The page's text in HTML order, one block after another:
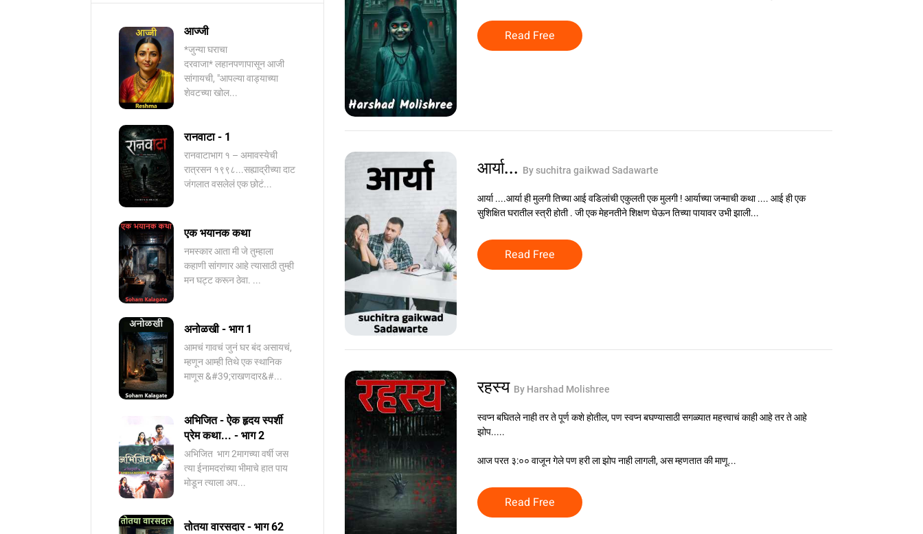
आज्जी
*जुन्या घराचा
दरवाजा* लहानपणापासून आजी
सांगायची, "आपल्या वाड्याच्या
शेवटच्या खोल...
रानवाटा - 1
रानवाटाभाग १ – अमावस्येची
रात्रसन १९९८...सह्याद्रीच्या दाट
जंगलात वसलेलं एक छोटं...
एक भयानक कथा
नमस्कार आता मी जे तुम्हाला
कहाणी सांगणार आहे त्यासाठी तुम्ही
मन घट्ट करून ठेवा. ...
अनोळखी - भाग 1
आमचं गावचं जुनं घर बंद असायचं,
म्हणून आम्ही तिथे एक स्थानिक
माणूस &#39;राखणदार&#...
अभिजित - ऐक हृदय स्पर्शी
प्रेम कथा... - भाग 2
️अभिजित ️ भाग 2मागच्या वर्षी जस
त्या ईनामदरांच्या भीमाचे हात पाय
मोडून त्याला अप...
तोतया वारसदार - भाग 62
Read Free
आर्या... By suchitra gaikwad Sadawarte
आर्या ....आर्या ही मुलगी तिच्या आई वडिलांची एकुलती एक मुलगी ! आर्याच्या जन्माची कथा .... आई ही एक
सुशिक्षित घरातील स्त्री होती . जी एक मेहनतीने शिक्षण घेऊन तिच्या पायावर उभी झाली...
Read Free
रहस्य By Harshad Molishree
स्वप्न बघितले नाही तर ते पूर्ण कशे होतील, पण स्वप्न बघण्यासाठी सगळ्यात महत्त्वाचं काही आहे तर ते आहे
झोप.....
आज परत ३:०० वाजून गेले पण हरी ला झोप नाही लागली, अस म्हणतात की माणू...
Read Free